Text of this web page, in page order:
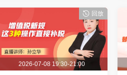
2026-07-08 19:30-21:00
回放